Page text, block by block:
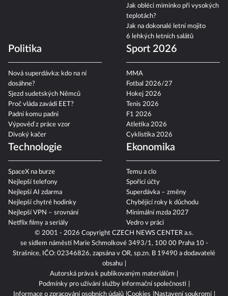
© 2001 - 2026 Copyright CZECH NEWS CENTER a.s.
se sídlem náměstí Marie Schmolkové 3493/1, 100 00 Praha 10 -
Strašnice, IČO: 02346826, zapsána v OR, sp.zn. B 19490 a dodavatelé
obsahu
Autorská práva k publikovaným materiálům
Podmínky pro užívání služby informační společnosti
Informace o zpracování osobních údajů Cookies Nastavení soukromí
Jak obléci miminko při vysokých
teplotách?
Jak na dokonalé letní mojito
6 lehkých letních salátů
Politika
Nová superdávka: kdo na ní
dosáhne?
Sjezd sudetských Němců
Proč vláda zavádí EET?
Padni komu padni
Výpověď z práce vzor
Divoký kačer
Sport 2026
MMA
Fotbal 2026/27
Hokej 2026
Tenis 2026
F1 2026
Atletika 2026
Cyklistika 2026
Technologie
SpaceX na burze
Nejlepší telefony
Nejlepší AI zdarma
Nejlepší chytré hodinky
Nejlepší VPN – srovnání
Netflix filmy a seriály
Ekonomika
Temu a clo
Spořicí účty
Superdávka – změny
Chybějící roky k důchodu
Minimální mzda 2027
Vedro v práci